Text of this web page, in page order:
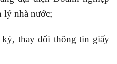
lý nhà nước;
ký, thay đổi thông tin giấy